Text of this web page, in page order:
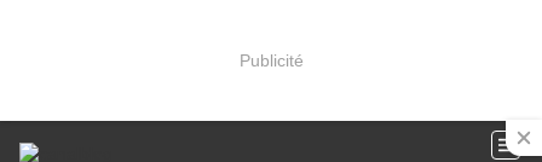
Publicité